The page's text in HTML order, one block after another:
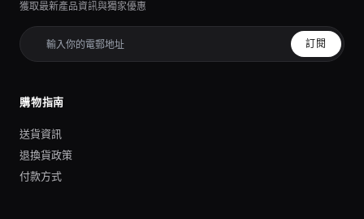
獲取最新產品資訊與獨家優惠
訂閱
購物指南
送貨資訊
退換貨政策
付款方式